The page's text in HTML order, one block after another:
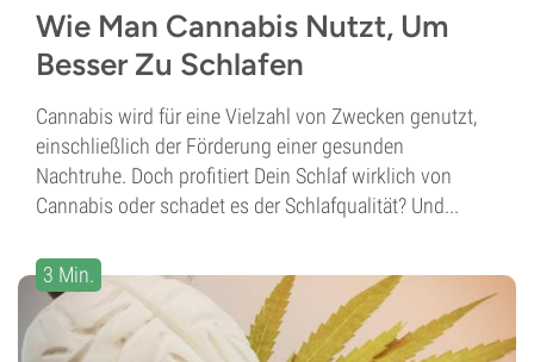
Wie Man Cannabis Nutzt, Um
Besser Zu Schlafen
Cannabis wird für eine Vielzahl von Zwecken genutzt,
einschließlich der Förderung einer gesunden
Nachtruhe. Doch profitiert Dein Schlaf wirklich von
Cannabis oder schadet es der Schlafqualität? Und...
3 Min.